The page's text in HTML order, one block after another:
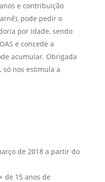
e contribuição
pode pedir o
por idade, sendo
e concede a
acumular. Obrigada
só nos estimula a
de 2018 a partir do
de 15 anos de